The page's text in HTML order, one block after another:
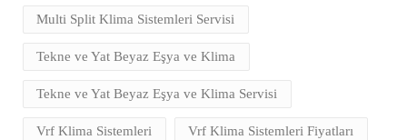
Multi Split Klima Sistemleri Servisi
Tekne ve Yat Beyaz Eşya ve Klima
Tekne ve Yat Beyaz Eşya ve Klima Servisi
Vrf Klima Sistemleri Vrf Klima Sistemleri Fiyatları